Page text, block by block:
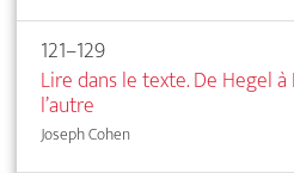
121–129
Lire dans le texte. De Hegel
l’autre
Joseph Cohen